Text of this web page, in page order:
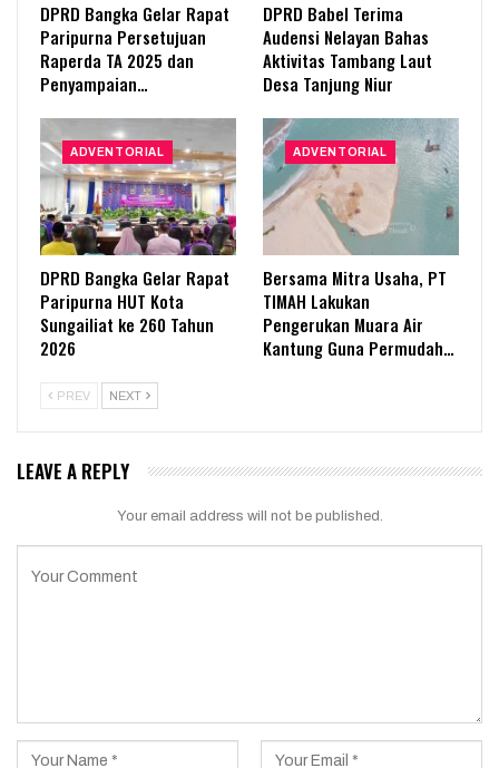
DPRD Bangka Gelar Rapat
Paripurna Persetujuan
Raperda TA 2025 dan
Penyampaian…
DPRD Babel Terima
Audensi Nelayan Bahas
Aktivitas Tambang Laut
Desa Tanjung Niur
ADVENTORIAL
DPRD Bangka Gelar Rapat
Paripurna HUT Kota
Sungailiat ke 260 Tahun
2026
ADVENTORIAL
Bersama Mitra Usaha, PT
TIMAH Lakukan
Pengerukan Muara Air
Kantung Guna Permudah…
PREV NEXT
LEAVE A REPLY
Your email address will not be published.